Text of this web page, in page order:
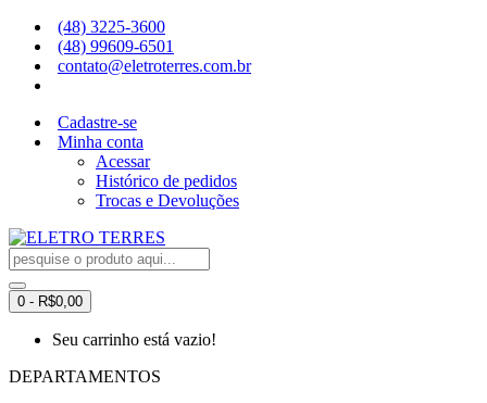
(48) 3225-3600
(48) 99609-6501
contato@eletroterres.com.br
Cadastre-se
Minha conta
Acessar
Histórico de pedidos
Trocas e Devoluções
0 - R$0,00
Seu carrinho está vazio!
DEPARTAMENTOS